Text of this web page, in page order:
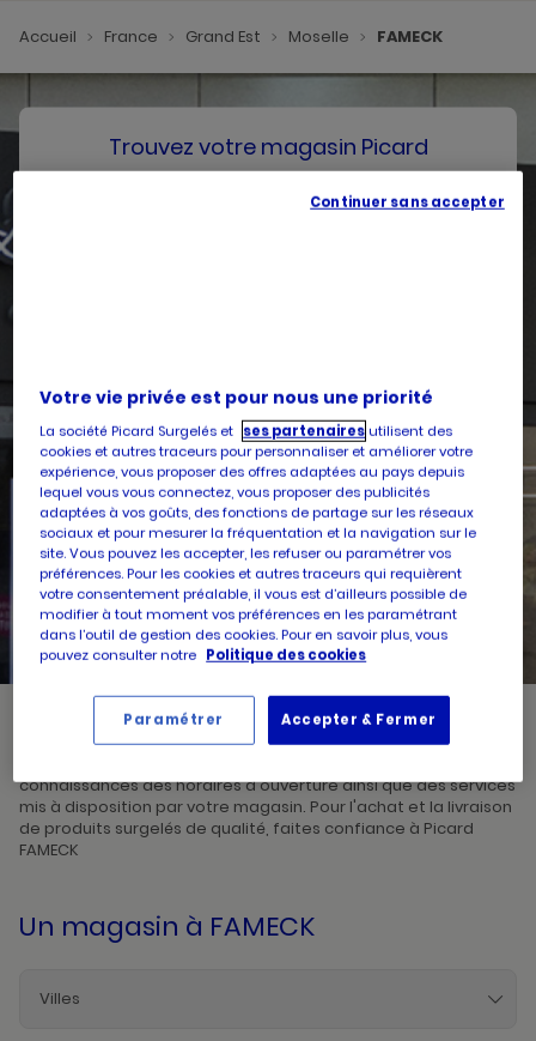
Accueil France Grand Est Moselle FAMECK
Trouvez votre magasin Picard
SE GÉOLOCALISER
Services
RECHERCHERUN
POINT
DE
VENTE
PICARD
Picard, créateur de saveurs et commerçant de proximité, vous
connaissances des horaires d'ouverture ainsi que des services
mis à disposition par votre magasin. Pour l'achat et la livraison
de produits surgelés de qualité, faites confiance à Picard
FAMECK
Un magasin à FAMECK
Villes
Votre vie privée est pour nous une priorité
La société Picard Surgelés et ses partenairesutilisent des
cookies et autres traceurs pour personnaliser et améliorer votre
expérience, vous proposer des offres adaptées au pays depuis
lequel vous vous connectez, vous proposer des publicités
adaptées à vos goûts, des fonctions de partage sur les réseaux
sociaux et pour mesurer la fréquentation et la navigation sur le
site. Vous pouvez les accepter, les refuser ou paramétrer vos
préférences. Pour les cookies et autres traceurs qui requièrent
votre consentement préalable, il vous est d’ailleurs possible de
modifier à tout moment vos préférences en les paramétrant
dans l’outil de gestion des cookies. Pour en savoir plus, vous
pouvez consulter notre Politique des cookies
Accepter & Fermer
Paramétrer
Continuer sans accepter